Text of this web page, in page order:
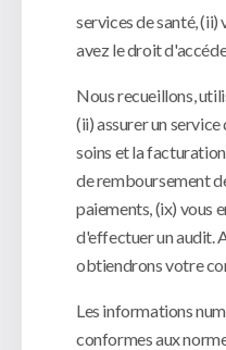
services de santé,
avez le droit
Nous recueillons,
(ii) assurer un
soins et la
de remboursement
paiements, (ix) vous
d'effectuer un audit.
obtiendrons votre
Les informations
conformes aux